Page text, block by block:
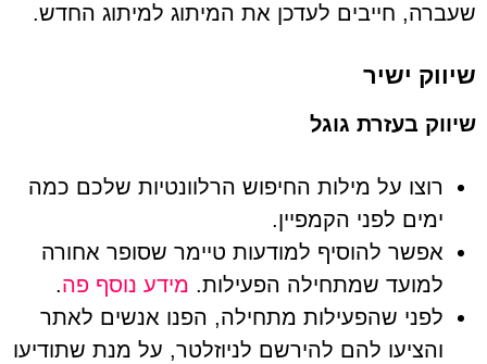
שעברה, חייבים לעדכן את המיתוג למיתוג החדש.
שיווק ישיר
שיווק בעזרת גוגל
רוצו על מילות החיפוש הרלוונטיות שלכם כמה
ימים לפני הקמפיין.
אפשר להוסיף למודעות טיימר שסופר אחורה
למועד שמתחילה הפעילות. מידע נוסף פה.
לפני שהפעילות מתחילה, הפנו אנשים לאתר
והציעו להם להירשם לניוזלטר, על מנת שתודיעו